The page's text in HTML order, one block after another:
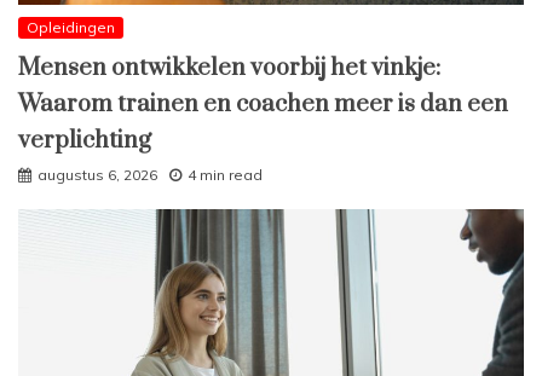
Opleidingen
Mensen ontwikkelen voorbij het vinkje:
Waarom trainen en coachen meer is dan een
verplichting
augustus 6, 2026 4 min read